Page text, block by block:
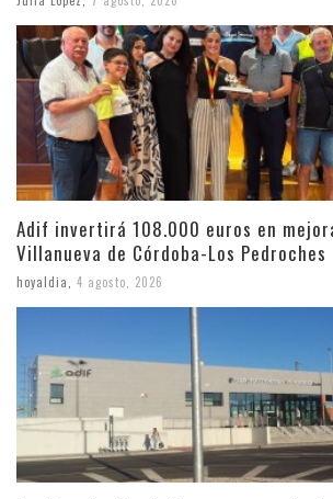
Adif invertirá 108.000 euros en
Villanueva de Córdoba-Los Pedroches
hoyaldia 4 agosto, 2026